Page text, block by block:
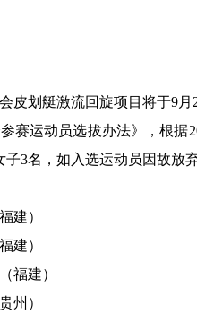
皮划艇激流回旋项目将于9
赛运动员选拔办法》，根
3名，如入选运动员因故放
建）
建）
福建）
州）